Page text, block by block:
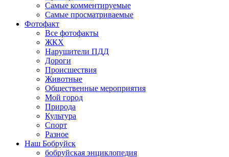
Самые комментируемые
Самые просматриваемые
Фотофакт
Все фотофакты
ЖКХ
Нарушители ПДД
Дороги
Происшествия
Животные
Общественные мероприятия
Мой город
Природа
Культура
Спорт
Разное
Наш Бобруйск
бобруйская энциклопедия